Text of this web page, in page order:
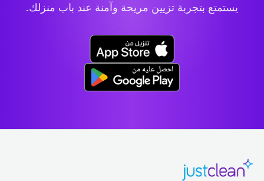
يستمتع بتجربة تزيين مريحة وآمنة عند باب منزلك.